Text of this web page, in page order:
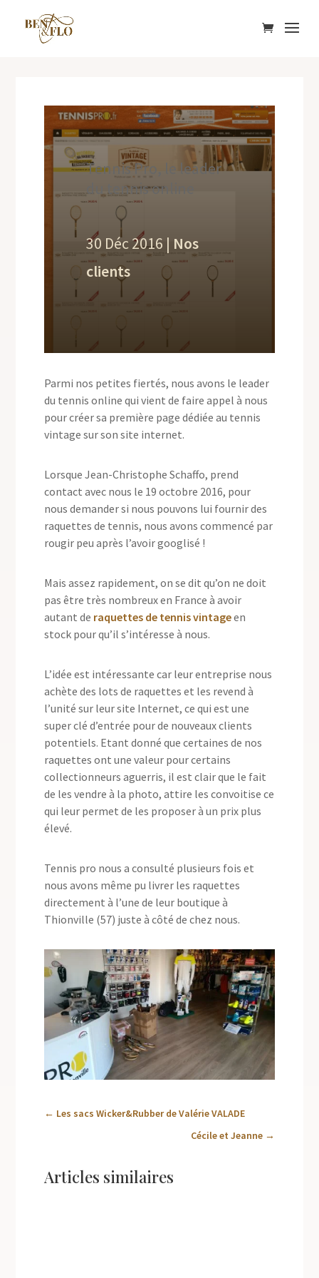
Tennis Pro, le leader
du tennis online
30 Déc 2016 | Nos
clients
Parmi nos petites fiertés, nous avons le leader
du tennis online qui vient de faire appel à nous
pour créer sa première page dédiée au tennis
vintage sur son site internet.
Lorsque Jean-Christophe Schaffo, prend
contact avec nous le 19 octobre 2016, pour
nous demander si nous pouvons lui fournir des
raquettes de tennis, nous avons commencé par
rougir peu après l’avoir googlisé !
Mais assez rapidement, on se dit qu’on ne doit
pas être très nombreux en France à avoir
autant de raquettes de tennis vintageen
stock pour qu’il s’intéresse à nous.
L’idée est intéressante car leur entreprise nous
achète des lots de raquettes et les revend à
l’unité sur leur site Internet, ce qui est une
super clé d’entrée pour de nouveaux clients
potentiels. Etant donné que certaines de nos
raquettes ont une valeur pour certains
collectionneurs aguerris, il est clair que le fait
de les vendre à la photo, attire les convoitise ce
qui leur permet de les proposer à un prix plus
élevé.
Tennis pro nous a consulté plusieurs fois et
nous avons même pu livrer les raquettes
directement à l’une de leur boutique à
Thionville (57) juste à côté de chez nous.
← Les sacs Wicker&Rubber de Valérie VALADE
Cécile et Jeanne→
Articles similaires